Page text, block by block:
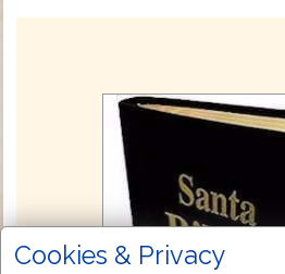
Cookies & Privacy